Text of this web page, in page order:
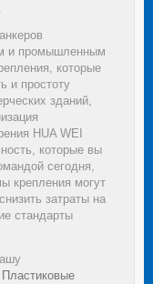
и промышленным
которые
и простоту
зданий,
HUA WEI
которые вы
сегодня,
крепления могут
затраты на
стандарты
Пластиковые